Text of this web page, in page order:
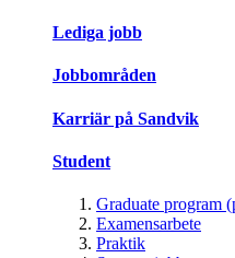
Lediga jobb
Jobbområden
Karriär på Sandvik
Student
Graduate program
Examensarbete
Praktik